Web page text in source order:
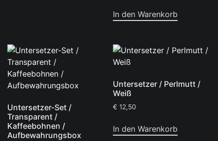
In den Warenkorb
Untersetzer-Set /
Transparent /
Kaffeebohnen /
Aufbewahrungsbox
Untersetzer / Perlmutt /
Weiß
€ 12,50
In den Warenkorb